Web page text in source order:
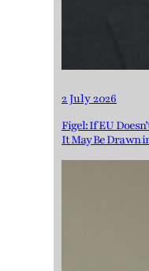
2 July 2026
Figel: If EU
It May Be Drawn